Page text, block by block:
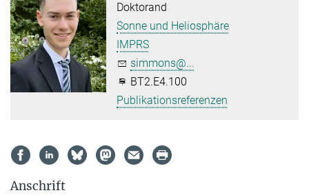
Doktorand
Sonne und Heliosphäre
IMPRS
simmons@...
BT2.E4.100
Publikationsreferenzen
Anschrift